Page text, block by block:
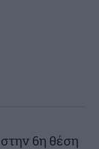
6η θέση